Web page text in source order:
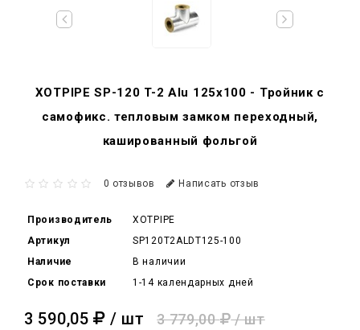
XOTPIPE SP-120 T-2 Alu 125x100 - Тройник c
самофикс. тепловым замком переходный,
кашированный фольгой
0 отзывов Написать отзыв
Производитель
XOTPIPE
Артикул
SP120T2ALDT125-100
Наличие
В наличии
Срок поставки
1-14 календарных дней
3 590,05 / шт 3 779,00 / шт